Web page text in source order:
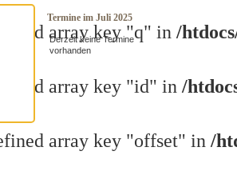
array key "q" in /
array key "id" in /
array key "offset" in /
Termine im Juli 2025
Derzeit keine Termine
vorhanden